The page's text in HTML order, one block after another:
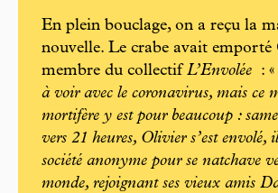
En plein bouclage, on a reçu la
nouvelle. Le crabe avait emporté
membre du collectif L’Envolée : «
à voir avec le coronavirus, mais ce
mortifère y est pour beaucoup :
vers 21 heures, Olivier s’est envolé,
société anonyme pour se natchave
monde, rejoignant ses vieux amis